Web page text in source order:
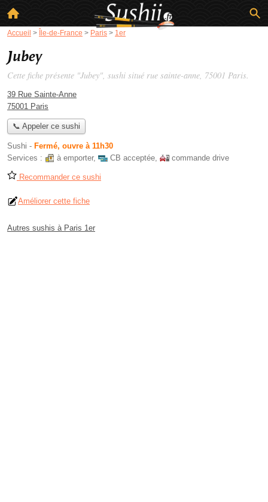
Accueil > Île-de-France > Paris > 1er
Jubey
Cette fiche présente "Jubey", sushi situé rue sainte-anne, 75001 Paris.
39 Rue Sainte-Anne
75001 Paris
📞 Appeler ce sushi
Sushi - Fermé, ouvre à 11h30
Services :
à emporter, CB acceptée, commande drive
Recommander ce sushi
Améliorer cette fiche
Autres sushis à Paris 1er